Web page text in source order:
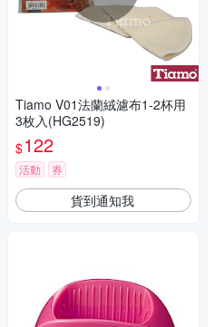
Tiamo V01法蘭絨濾布1-2杯用
3枚入(HG2519)
$122
活動 券
貨到通知我